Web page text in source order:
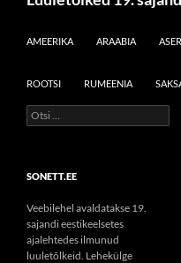
AMEERIKA
ARAABIA
ROOTSI RUMEENIA
Otsi:
SONETT.EE
Veebilehel avaldatakse 19.
sajandi eestikeelsetes
ajalehtedes ilmunud
luuletõlkeid. Lehekülge